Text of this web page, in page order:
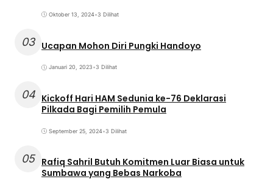
Oktober 13, 2024•3 Dilihat
03 Ucapan Mohon Diri Pungki Handoyo
Januari 20, 2023•3 Dilihat
04 Kickoff Hari HAM Sedunia ke-76 Deklarasi
Pilkada Bagi Pemilih Pemula
September 25, 2024•3 Dilihat
05 Rafiq Sahril Butuh Komitmen Luar Biasa untuk
Sumbawa yang Bebas Narkoba